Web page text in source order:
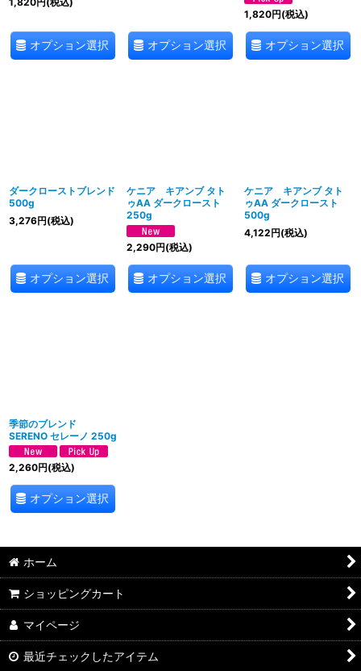
オプション選択 オプション選択
1,820円(税込)
オプション選択
ダークローストブレンド
500g
3,276円(税込)
オプション選択
ケニア キアンブ タト
ゥAA ダークロースト
250g
2,290円(税込)
オプション選択
ケニア キアンブ タト
ゥAA ダークロースト
500g
4,122円(税込)
オプション選択
季節のブレンド
SERENO セレーノ 250g
2,260円(税込)
オプション選択
ホーム
ショッピングカート
マイページ
最近チェックしたアイテム